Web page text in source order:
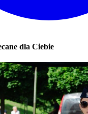
dla Ciebie